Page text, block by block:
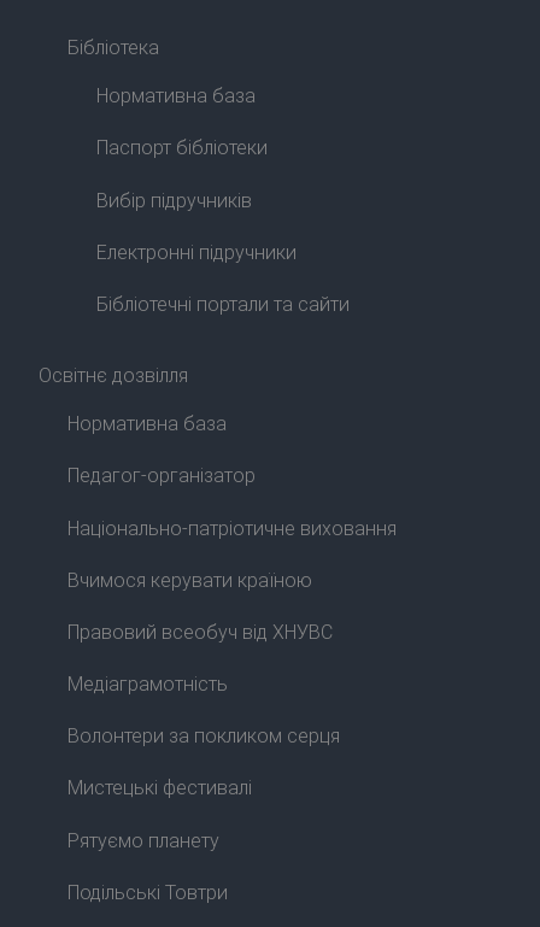
Бібліотека
Нормативна база
Паспорт бібліотеки
Вибір підручників
Електронні підручники
Бібліотечні портали та сайти
Освітнє дозвілля
Нормативна база
Педагог-організатор
Національно-патріотичне виховання
Вчимося керувати країною
Правовий всеобуч від ХНУВС
Медіаграмотність
Волонтери за покликом серця
Мистецькі фестивалі
Рятуємо планету
Подільські Товтри